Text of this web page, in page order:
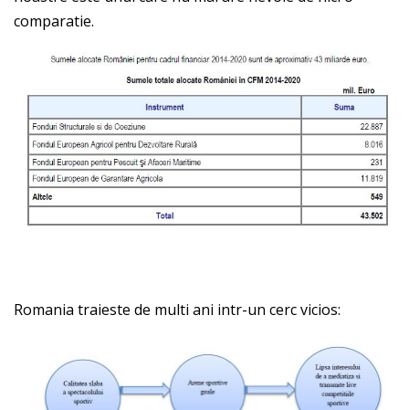
comparatie.
Romania traieste de multi ani intr-un cerc vicios: